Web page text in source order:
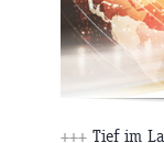
+++ Tief im